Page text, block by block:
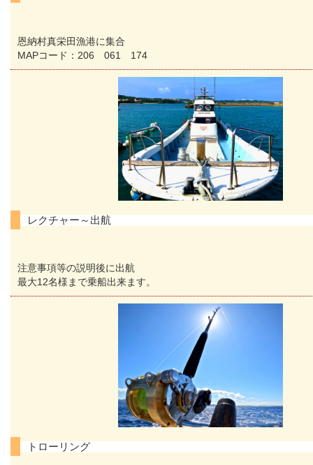
恩納村真栄田漁港に集合
MAPコード：206 061 174
レクチャー～出航
注意事項等の説明後に出航
最大12名様まで乗船出来ます。
トローリング